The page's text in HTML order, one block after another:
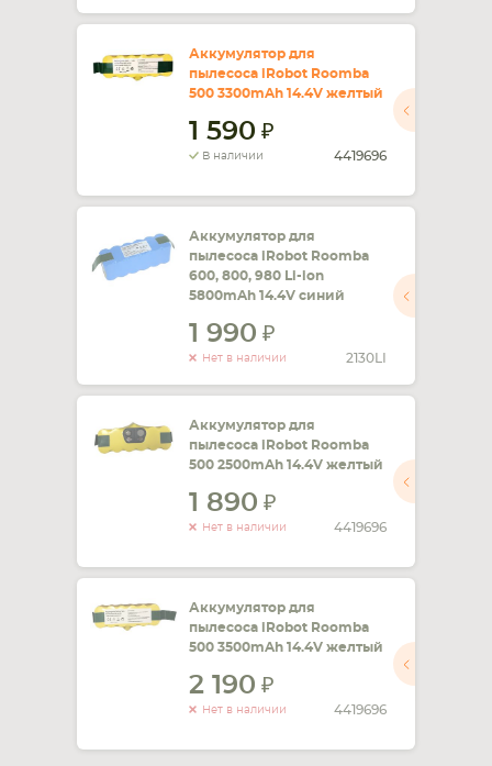
Аккумулятор для
пылесоса iRobot Roomba
500 3300mAh 14.4V желтый
1 590
В наличии 4419696
Аккумулятор для
пылесоса iRobot Roomba
600, 800, 980 Li-ion
5800mAh 14.4V синий
1 990
Нет в наличии 2130LI
Аккумулятор для
пылесоса iRobot Roomba
500 2500mAh 14.4V желтый
1 890
Нет в наличии 4419696
Аккумулятор для
пылесоса iRobot Roomba
500 3500mAh 14.4V желтый
2 190
Нет в наличии 4419696